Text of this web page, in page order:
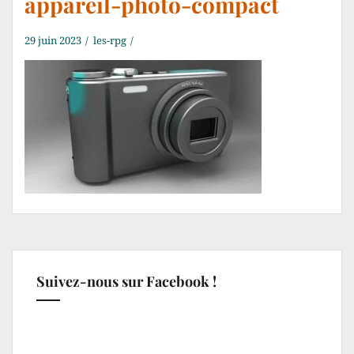
29 juin 2023 les-rpg
Suivez-nous sur Facebook !